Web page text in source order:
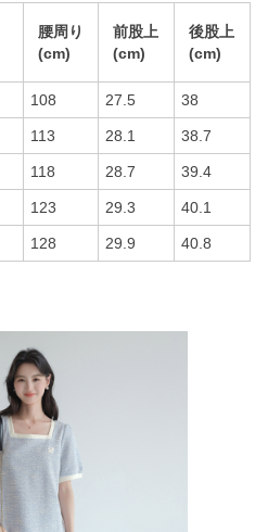
腰周り
(cm)
前股上
(cm)
後股上
(cm)
108 27.5 38
113 28.1 38.7
118 28.7 39.4
123 29.3 40.1
128 29.9 40.8